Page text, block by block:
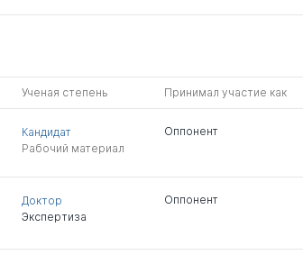
Ученая степень Принимал участие как
Кандидат
Рабочий материал
Оппонент
Доктор
Экспертиза
Оппонент